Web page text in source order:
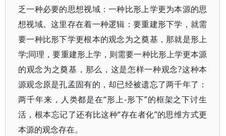
乏一种必要的思想视域：一种比形上学更为本源的思
想视域。这里存在着一种逻辑：要重建形下学，就需
要一种比形下学更根本的观念为之奠基，那就是形上
学;同理，要重建形上学，则需要一种比形上学更本源
的观念为之奠基，那么，这是怎样一种观念?这种本
源观念原是孔孟固有的，却已经被遗忘了两千年了：
两千年来，人类都是在“形上-形下”的框架之下讨生
活，根本忘记了还有比这种“存在者化”的思维方式更
本源的观念存在。